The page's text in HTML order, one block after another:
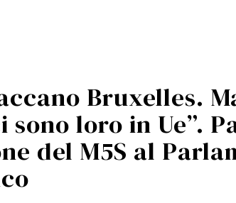
Bruxelles.
loro in Ue”.
del M5S al